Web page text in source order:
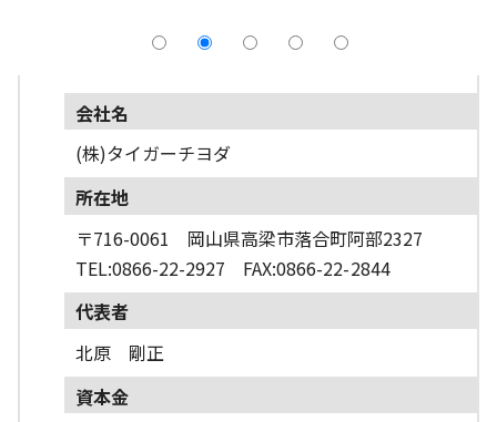
会社名
(株)タイガーチヨダ
所在地
〒716-0061 岡山県高梁市落合町阿部2327
TEL:0866-22-2927 FAX:0866-22-2844
代表者
北原 剛正
資本金